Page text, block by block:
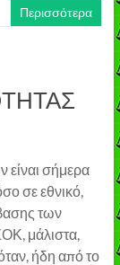
Περισσότερα
σήμερα
σε εθνικό,
των
μάλιστα,
ήδη από το